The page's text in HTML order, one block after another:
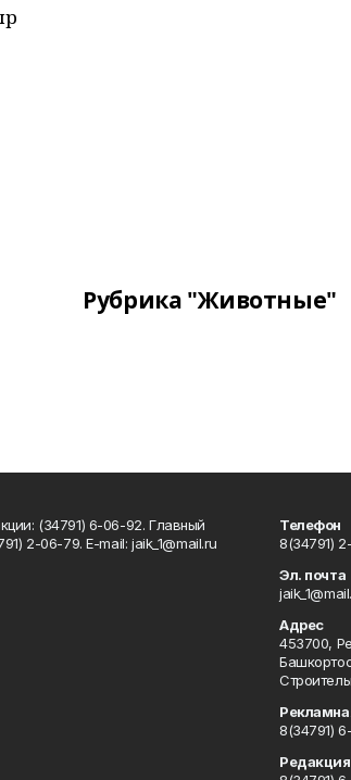
Рубрика "Животные"
(34791) 6-06-92. Главный
2-06-79. Е-mаil: jaik_1@mail.ru
Телефон
8(34791)
Эл. почта
Адрес
453700,
8(34791)
Редакция